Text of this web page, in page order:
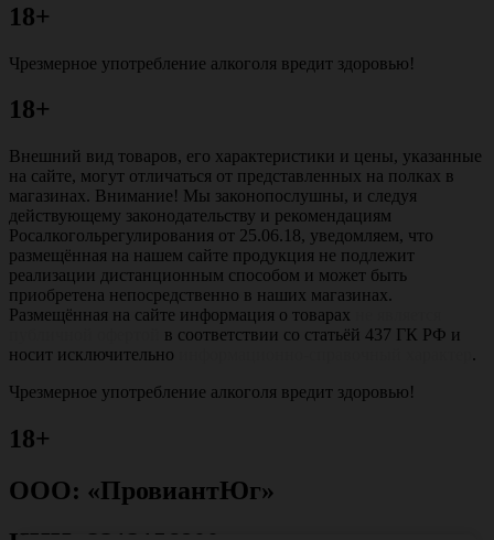
18+
Чрезмерное употребление алкоголя вредит здоровью!
18+
Внешний вид товаров, его характеристики и цены, указанные
на сайте, могут отличаться от представленных на полках в
магазинах. Внимание! Мы законопослушны, и следуя
действующему законодательству и рекомендациям
Росалкогольрегулирования от 25.06.18, уведомляем, что
размещённая на нашем сайте продукция не подлежит
реализации дистанционным способом и может быть
приобретена непосредственно в наших магазинах.
Размещённая на сайте информация о товарах
в соответствии со статьёй 437 ГК РФ и
носит исключительно
.
Чрезмерное употребление алкоголя вредит здоровью!
18+
ООО: «ПровиантЮг»